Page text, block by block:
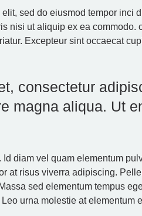
sed do eiusmod tempor inci
nisi ut aliquip ex ea
Excepteur sint occaecat
consectetur
magna aliqua. Ut
diam vel quam elementum
at risus viverra adipiscing.
sed elementum tempus
urna molestie at elementum